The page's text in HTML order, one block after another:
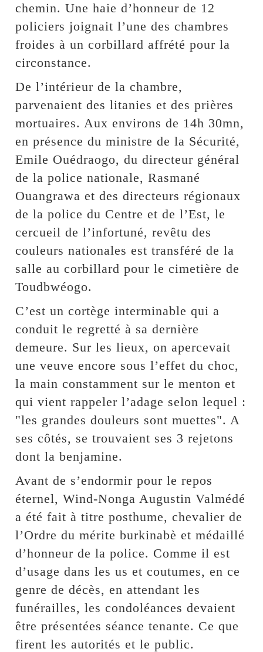
chemin. Une haie d’honneur de 12
policiers joignait l’une des chambres
froides à un corbillard affrété pour la
circonstance.
De l’intérieur de la chambre,
parvenaient des litanies et des prières
mortuaires. Aux environs de 14h 30mn,
en présence du ministre de la Sécurité,
Emile Ouédraogo, du directeur général
de la police nationale, Rasmané
Ouangrawa et des directeurs régionaux
de la police du Centre et de l’Est, le
cercueil de l’infortuné, revêtu des
couleurs nationales est transféré de la
salle au corbillard pour le cimetière de
Toudbwéogo.
C’est un cortège interminable qui a
conduit le regretté à sa dernière
demeure. Sur les lieux, on apercevait
une veuve encore sous l’effet du choc,
la main constamment sur le menton et
qui vient rappeler l’adage selon lequel :
"les grandes douleurs sont muettes". A
ses côtés, se trouvaient ses 3 rejetons
dont la benjamine.
Avant de s’endormir pour le repos
éternel, Wind-Nonga Augustin Valmédé
a été fait à titre posthume, chevalier de
l’Ordre du mérite burkinabè et médaillé
d’honneur de la police. Comme il est
d’usage dans les us et coutumes, en ce
genre de décès, en attendant les
funérailles, les condoléances devaient
être présentées séance tenante. Ce que
firent les autorités et le public.